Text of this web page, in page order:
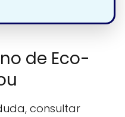
de Eco-
consultar